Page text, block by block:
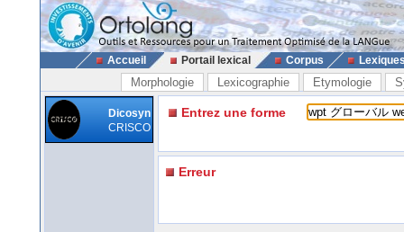
Accueil Portail lexical Corpus
Morphologie Lexicographie Etymologie
Dicosyn
CRISCO
Entrez une forme
Erreur